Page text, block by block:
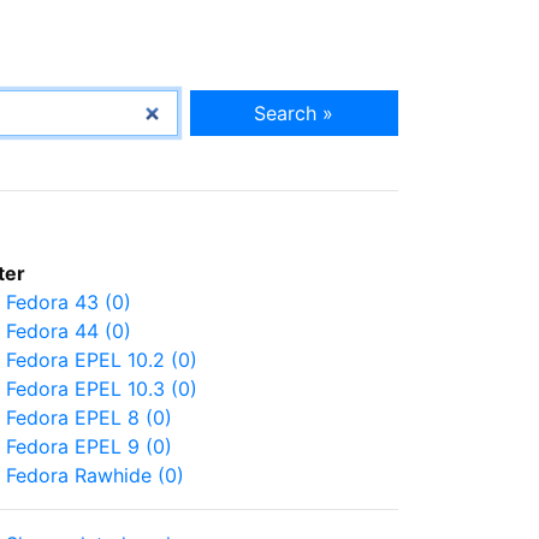
Search »
Fedora 43 (0)
Fedora 44 (0)
Fedora EPEL 10.2 (0)
Fedora EPEL 10.3 (0)
Fedora EPEL 8 (0)
Fedora EPEL 9 (0)
Fedora Rawhide (0)